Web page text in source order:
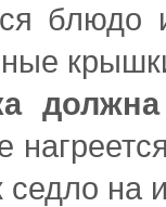
седло на